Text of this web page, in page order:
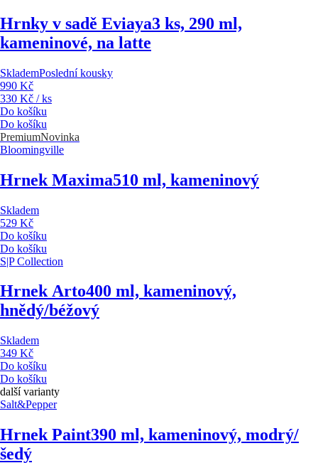
Hrnky v sadě Eviaya3 ks, 290 ml,
kameninové, na latte
SklademPoslední kousky
990 Kč
330 Kč / ks
Do košíku
Do košíku
PremiumNovinka
Bloomingville
Hrnek Maxima510 ml, kameninový
Skladem
529 Kč
Do košíku
Do košíku
S|P Collection
Hrnek Arto400 ml, kameninový,
hnědý/béžový
Skladem
349 Kč
Do košíku
Do košíku
další varianty
Salt&Pepper
Hrnek Paint390 ml, kameninový, modrý/
šedý